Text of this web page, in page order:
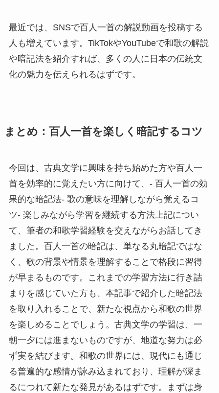
最近では、SNSで百人一首の解説動画を投稿する
人も増えています。TikTokやYouTubeで和歌の解説
や暗記法を紹介すれば、多くの人に日本の伝統文
化の魅力を伝えられるはずです。
まとめ：百人一首を楽しく暗記するコツ
今回は、古典文学に興味を持ち始めた方や百人一
首を効率的に覚えたい方に向けて、- 百人一首の効
果的な暗記法- 歌の意味を理解しながら覚えるコ
ツ- 楽しみながら学習を継続する方法上記につい
て、筆者の和歌学習経験を交えながらお話してき
ました。百人一首の暗記は、単なる丸暗記ではな
く、歌の背景や情景を理解することで格段に習得
が早まるものです。これまでの学習方法に行き詰
まりを感じていた方も、本記事で紹介した暗記法
を取り入れることで、新たな視点から和歌の世界
を楽しめることでしょう。古典文学の学習は、一
朝一夕には進まないものですが、地道な努力は必
ず実を結びます。和歌の世界には、現代にも通じ
る普遍的な感情が詠み込まれており、理解が深ま
るにつれて新たな発見があるはずです。まずは身